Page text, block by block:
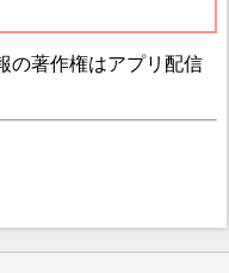
の著作権はアプリ配信